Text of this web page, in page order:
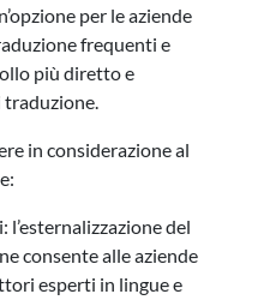
per le aziende
frequenti e
più diretto e
traduzione.
in considerazione al
l’esternalizzazione del
consente alle aziende
esperti in lingue e